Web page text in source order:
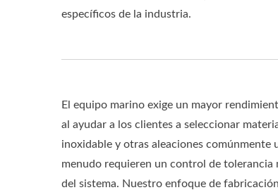
específicos de la industria.
El equipo marino exige un mayor
al ayudar a los clientes a seleccionar
inoxidable y otras aleaciones comúnmente
menudo requieren un control de tolerancia
del sistema. Nuestro enfoque de
Guardabarros De Aluminio